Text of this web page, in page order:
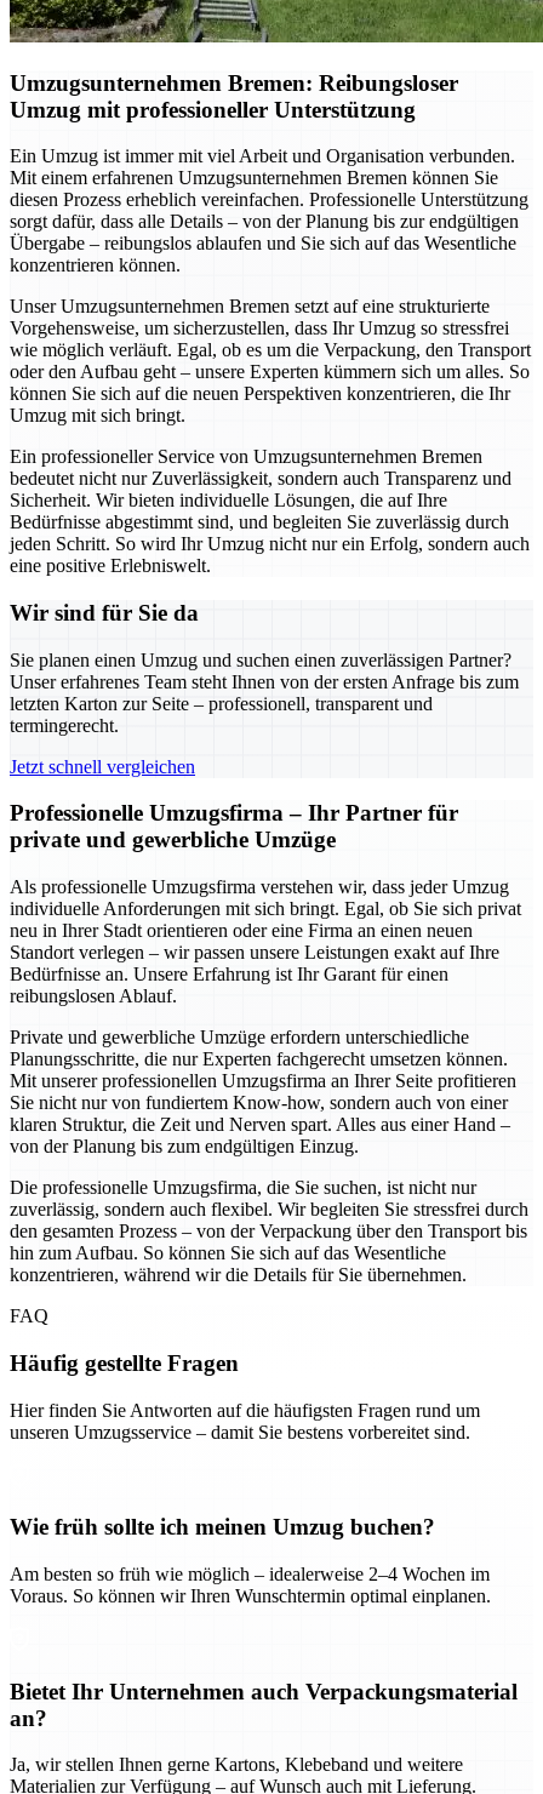
Umzugsunternehmen Bremen: Reibungsloser
Umzug mit professioneller Unterstützung
Ein Umzug ist immer mit viel Arbeit und Organisation verbunden.
Mit einem erfahrenen Umzugsunternehmen Bremen können Sie
diesen Prozess erheblich vereinfachen. Professionelle Unterstützung
sorgt dafür, dass alle Details – von der Planung bis zur endgültigen
Übergabe – reibungslos ablaufen und Sie sich auf das Wesentliche
konzentrieren können.
Unser Umzugsunternehmen Bremen setzt auf eine strukturierte
Vorgehensweise, um sicherzustellen, dass Ihr Umzug so stressfrei
wie möglich verläuft. Egal, ob es um die Verpackung, den Transport
oder den Aufbau geht – unsere Experten kümmern sich um alles. So
können Sie sich auf die neuen Perspektiven konzentrieren, die Ihr
Umzug mit sich bringt.
Ein professioneller Service von Umzugsunternehmen Bremen
bedeutet nicht nur Zuverlässigkeit, sondern auch Transparenz und
Sicherheit. Wir bieten individuelle Lösungen, die auf Ihre
Bedürfnisse abgestimmt sind, und begleiten Sie zuverlässig durch
jeden Schritt. So wird Ihr Umzug nicht nur ein Erfolg, sondern auch
eine positive Erlebniswelt.
Wir sind für Sie da
Sie planen einen Umzug und suchen einen zuverlässigen Partner?
Unser erfahrenes Team steht Ihnen von der ersten Anfrage bis zum
letzten Karton zur Seite – professionell, transparent und
termingerecht.
Jetzt schnell vergleichen
Professionelle Umzugsfirma – Ihr Partner für
private und gewerbliche Umzüge
Als professionelle Umzugsfirma verstehen wir, dass jeder Umzug
individuelle Anforderungen mit sich bringt. Egal, ob Sie sich privat
neu in Ihrer Stadt orientieren oder eine Firma an einen neuen
Standort verlegen – wir passen unsere Leistungen exakt auf Ihre
Bedürfnisse an. Unsere Erfahrung ist Ihr Garant für einen
reibungslosen Ablauf.
Private und gewerbliche Umzüge erfordern unterschiedliche
Planungsschritte, die nur Experten fachgerecht umsetzen können.
Mit unserer professionellen Umzugsfirma an Ihrer Seite profitieren
Sie nicht nur von fundiertem Know-how, sondern auch von einer
klaren Struktur, die Zeit und Nerven spart. Alles aus einer Hand –
von der Planung bis zum endgültigen Einzug.
Die professionelle Umzugsfirma, die Sie suchen, ist nicht nur
zuverlässig, sondern auch flexibel. Wir begleiten Sie stressfrei durch
den gesamten Prozess – von der Verpackung über den Transport bis
hin zum Aufbau. So können Sie sich auf das Wesentliche
konzentrieren, während wir die Details für Sie übernehmen.
FAQ
Häufig gestellte Fragen
Hier finden Sie Antworten auf die häufigsten Fragen rund um
unseren Umzugsservice – damit Sie bestens vorbereitet sind.
Wie früh sollte ich meinen Umzug buchen?
Am besten so früh wie möglich – idealerweise 2–4 Wochen im
Voraus. So können wir Ihren Wunschtermin optimal einplanen.
Bietet Ihr Unternehmen auch Verpackungsmaterial
an?
Ja, wir stellen Ihnen gerne Kartons, Klebeband und weitere
Materialien zur Verfügung – auf Wunsch auch mit Lieferung.